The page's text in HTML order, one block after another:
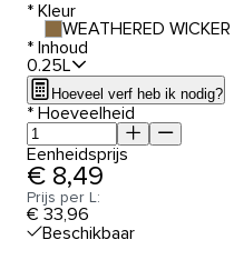
* Kleur
WEATHERED
* Inhoud
0.25L
Hoeveel verf heb ik nodig?
* Hoeveelheid
Eenheidsprijs
€ 8,49
Prijs per L:
€ 33,96
Beschikbaar